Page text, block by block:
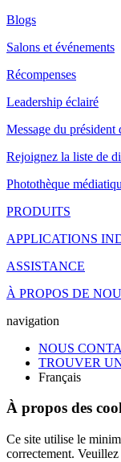
Blogs
Salons et événements
Récompenses
Leadership éclairé
Message du président
Rejoignez la liste de
Photothèque
PRODUITS
APPLICATIONS
ASSISTANCE
À PROPOS DE
navigation
NOUS
TROUVER
Français
À propos des
Ce site utilise le
correctement.